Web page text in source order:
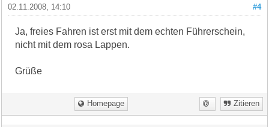
#4
02.11.2008, 14:10
Ja, freies Fahren ist erst mit dem echten Führerschein,
nicht mit dem rosa Lappen.
Grüße
Homepage Zitieren